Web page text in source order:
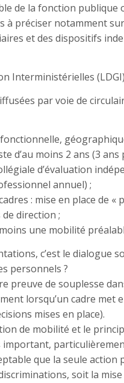
de la fonction publique
préciser notamment
et des dispositifs
Interministérielles (LDGI)
par voie de
d’au moins 2 ans (3 ans
d’évaluation
annuel) ;
: mise en place de «
direction ;
une mobilité
c’est le dialogue
personnels ?
preuve de souplesse
lorsqu’un cadre met
mises en place).
de mobilité et le
important,
que la seule action
soit la mise